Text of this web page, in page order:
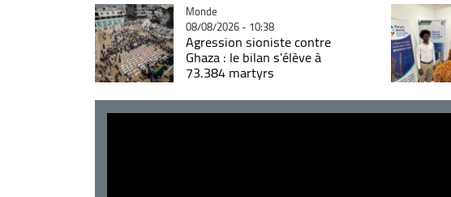
Catégorie
Monde
08/08/2026 - 10:38
Agression sioniste contre
Ghaza : le bilan s'élève à
73.384 martyrs